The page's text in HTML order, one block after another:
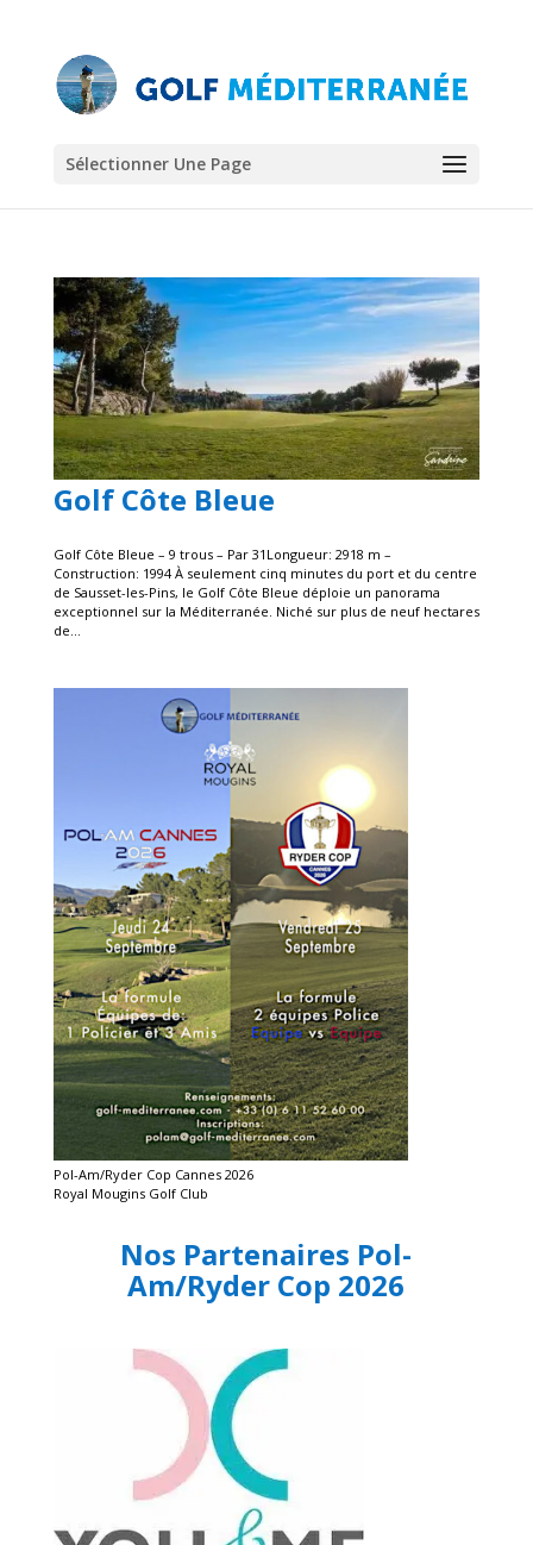
Sélectionner Une Page
Golf Côte Bleue
Golf Côte Bleue – 9 trous – Par 31Longueur: 2918 m –
Construction: 1994 À seulement cinq minutes du port et du centre
de Sausset-les-Pins, le Golf Côte Bleue déploie un panorama
exceptionnel sur la Méditerranée. Niché sur plus de neuf hectares
de...
Pol-Am/Ryder Cop Cannes 2026
Royal Mougins Golf Club
Nos Partenaires Pol-
Am/Ryder Cop 2026